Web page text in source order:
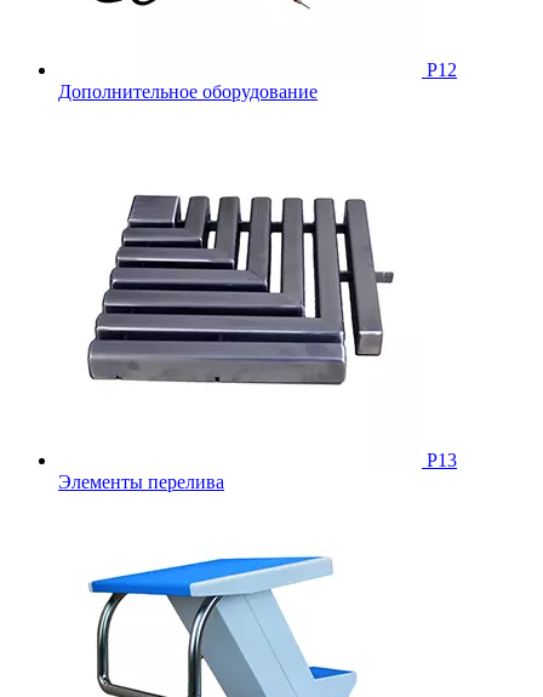
Р12
Дополнительное оборудование
Р13
Элементы перелива